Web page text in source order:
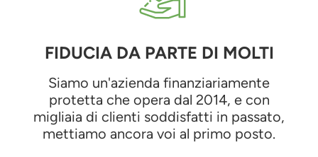
FIDUCIA DA PARTE DI MOLTI
Siamo un'azienda finanziariamente
protetta che opera dal 2014, e con
migliaia di clienti soddisfatti in passato,
mettiamo ancora voi al primo posto.